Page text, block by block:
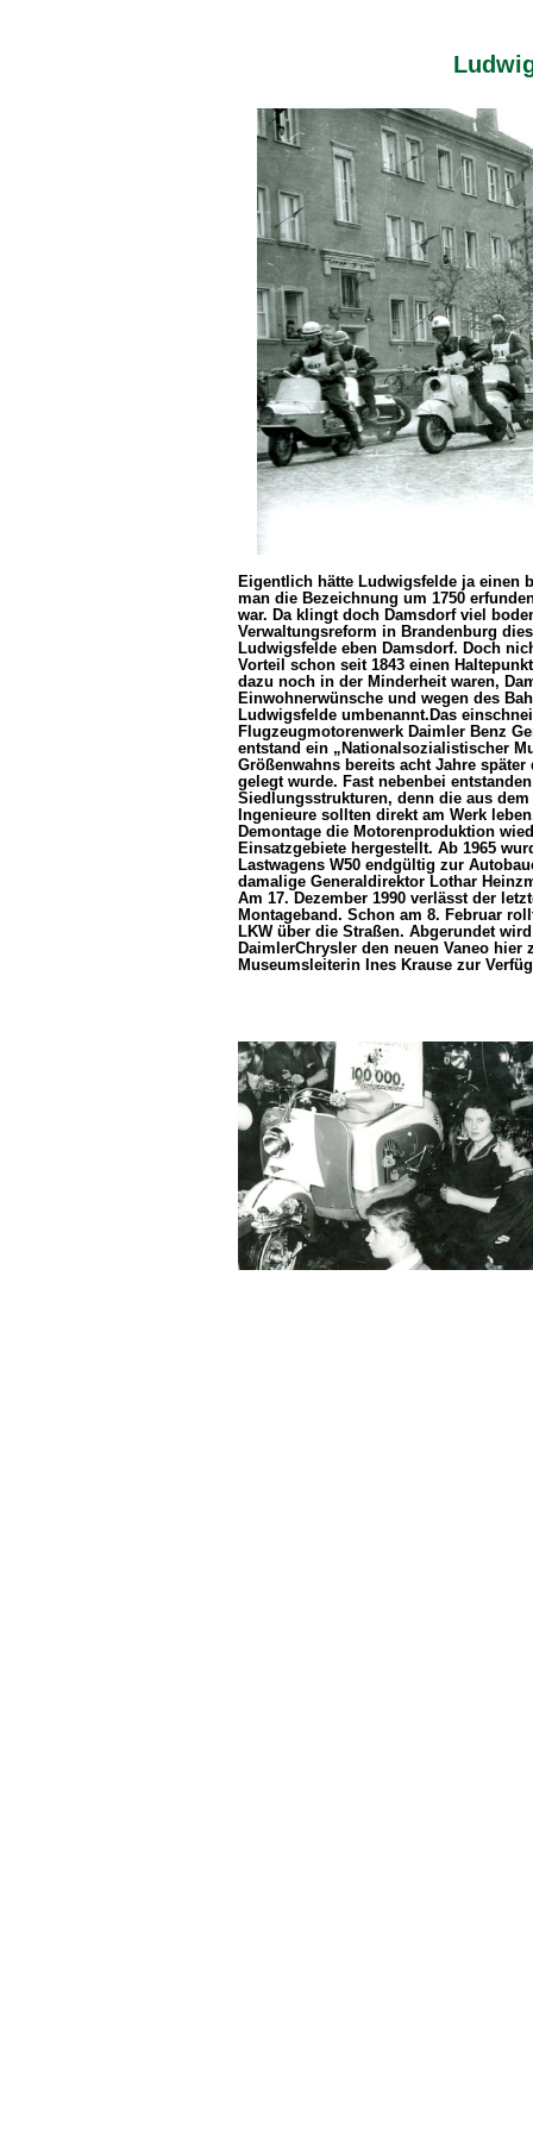
Eigentlich hätte Ludwigsfelde ja einen
man die Bezeichnung um 1750
war. Da klingt doch Damsdorf viel
Verwaltungsreform in Brandenburg
Ludwigsfelde eben Damsdorf. Doch
Vorteil schon seit 1843 einen
dazu noch in der Minderheit waren,
Einwohnerwünsche und wegen des
Ludwigsfelde umbenannt.Das
Flugzeugmotorenwerk Daimler Benz
entstand ein „Nationalsozialistischer
Größenwahns bereits acht Jahre
gelegt wurde. Fast nebenbei
Siedlungsstrukturen, denn die aus
Ingenieure sollten direkt am Werk
Demontage die Motorenproduktion
Einsatzgebiete hergestellt. Ab 1965
Lastwagens W50 endgültig zur
damalige Generaldirektor Lothar
Am 17. Dezember 1990 verlässt der
Montageband. Schon am 8. Februar
LKW über die Straßen. Abgerundet
DaimlerChrysler den neuen Vaneo
Museumsleiterin Ines Krause zur